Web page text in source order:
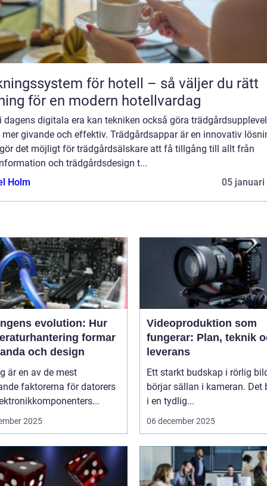
för hotell – så väljer du rätt
för en modern hotellvardag
dagens digitala era kan tekniken också göra
mer givande och effektiv. Trädgårdsappar är en innovativ
det möjligt för trädgårdsälskare att få tillgång till allt från
och trädgårdsdesign t...
Holm
05 januari
evolution: Hur
formar
och design
är en av de mest
faktorerna för datorers
2025
Videoproduktion som
fungerar: Plan, teknik
leverans
Ett starkt budskap i rörlig
börjar sällan i kameran. Det
i en tydlig...
06 december 2025